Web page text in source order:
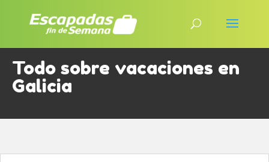
Todo sobre vacaciones en
Galicia